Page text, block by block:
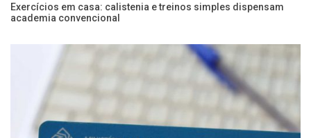
Exercícios em casa: calistenia e treinos simples dispensam
academia convencional